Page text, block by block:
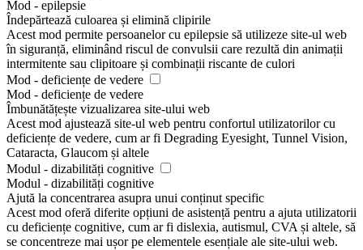
Mod - epilepsie
Îndepărtează culoarea și elimină clipirile
Acest mod permite persoanelor cu epilepsie să utilizeze site-ul web
în siguranță, eliminând riscul de convulsii care rezultă din animații
intermitente sau clipitoare și combinații riscante de culori
Mod - deficiențe de vedere
Mod - deficiențe de vedere
Îmbunătățește vizualizarea site-ului web
Acest mod ajustează site-ul web pentru confortul utilizatorilor cu
deficiențe de vedere, cum ar fi Degrading Eyesight, Tunnel Vision,
Cataracta, Glaucom și altele
Modul - dizabilități cognitive
Modul - dizabilități cognitive
Ajută la concentrarea asupra unui conținut specific
Acest mod oferă diferite opțiuni de asistență pentru a ajuta utilizatorii
cu deficiențe cognitive, cum ar fi dislexia, autismul, CVA și altele, să
se concentreze mai ușor pe elementele esențiale ale site-ului web.